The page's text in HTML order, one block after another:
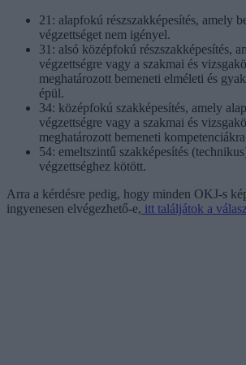
21: alapfokú részszakképesítés, amely
végzettséget nem igényel.
31: alsó középfokú részszakképesítés,
végzettségre vagy a szakmai és
meghatározott bemeneti elméleti és
épül.
34: középfokú szakképesítés, amely
végzettségre vagy a szakmai és
meghatározott bemeneti
54: emeltszintű szakképesítés
végzettséghez kötött.
Arra a kérdésre pedig, hogy minden OKJ-s
ingyenesen elvégezhető-e, itt találjátok a